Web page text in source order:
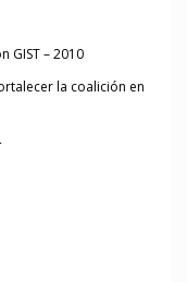
GIST – 2010
la coalición en